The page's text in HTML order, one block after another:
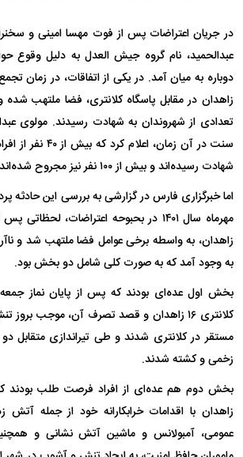
در جریان اعتراضات پس از فوت مهسا امینی و
عبدالحمید، نام گروه جیش العدل به دلیل وقوع
دوباره به میان آمد. در یکی از اتفاقات، در زمان
زاهدان در مقابل پاسگاه کلانتری، فضا ملتهب شده و
تعدادی از شهروندان به شهادت رسیدند. مولوی
سنت در آن زمان،
شهادت رسیده‌اند و بیش از ۱۰۰ نفر نیز مجروح شده‌اند.
اما خبرگزاری فارس در گزارشی به بررسی این
مهرماه سال ۱۴۰۱ در بحبوحه اعتراضات،
زاهدان، به واسطه برخی عوامل فضا ملتهب شد و
به وجود آمد که به صورت کلی شامل دو بخش بود.
بخش اول عده‌ای بودند که پس از پایان نماز
کلانتری ۱۶ زاهدان و قصد تصرف آن، موجب
مستقر در کلانتری شدند و طی تیراندازی متقابل
زخمی و کشته شدند.
بخش دوم هم عده‌ای از افراد فرصت طلب بودند
زاهدان با اقدامات خرابکارانه خود از جمله آتش
عمومی، آمبولانس و ماشین آتش نشانی و